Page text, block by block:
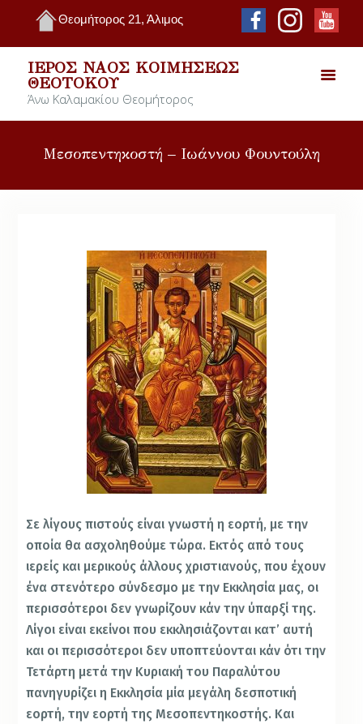
Θεομήτορος 21, Άλιμος
ΙΕΡΌΣ ΝΑΌΣ ΚΟΙΜΉΣΕΩΣ
ΘΕΟΤΌΚΟΥ
Άνω Καλαμακίου Θεομήτορος
Μεσοπεντηκοστή – Ιωάννου Φουντούλη
Σε λίγους πιστούς είναι γνωστή η εορτή, με την
οποία θα ασχοληθούμε τώρα. Εκτός από τους
ιερείς και μερικούς άλλους χριστιανούς, που έχουν
ένα στενότερο σύνδεσμο με την Εκκλησία μας, οι
περισσότεροι δεν γνωρίζουν κάν την ύπαρξί της.
Λίγοι είναι εκείνοι που εκκλησιάζονται κατ’ αυτή
και οι περισσότεροι δεν υποπτεύονται κάν ότι την
Τετάρτη μετά την Κυριακή του Παραλύτου
πανηγυρίζει η Εκκλησία μία μεγάλη δεσποτική
εορτή, την εορτή της Μεσοπεντηκοστής. Και